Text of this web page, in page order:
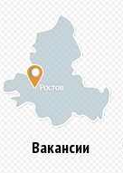
Вакансии